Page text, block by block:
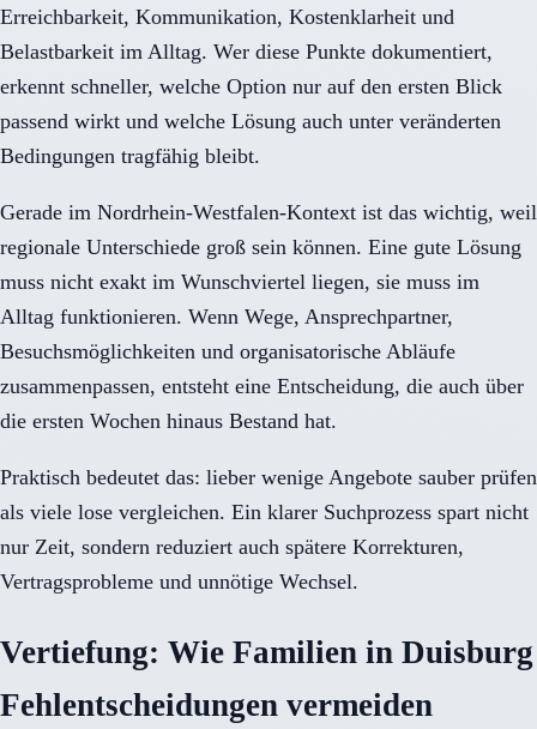
Erreichbarkeit, Kommunikation, Kostenklarheit und
Belastbarkeit im Alltag. Wer diese Punkte dokumentiert,
erkennt schneller, welche Option nur auf den ersten Blick
passend wirkt und welche Lösung auch unter veränderten
Bedingungen tragfähig bleibt.
Gerade im Nordrhein-Westfalen-Kontext ist das wichtig, weil
regionale Unterschiede groß sein können. Eine gute Lösung
muss nicht exakt im Wunschviertel liegen, sie muss im
Alltag funktionieren. Wenn Wege, Ansprechpartner,
Besuchsmöglichkeiten und organisatorische Abläufe
zusammenpassen, entsteht eine Entscheidung, die auch über
die ersten Wochen hinaus Bestand hat.
Praktisch bedeutet das: lieber wenige Angebote sauber prüfen
als viele lose vergleichen. Ein klarer Suchprozess spart nicht
nur Zeit, sondern reduziert auch spätere Korrekturen,
Vertragsprobleme und unnötige Wechsel.
Vertiefung: Wie Familien in Duisburg
Fehlentscheidungen vermeiden